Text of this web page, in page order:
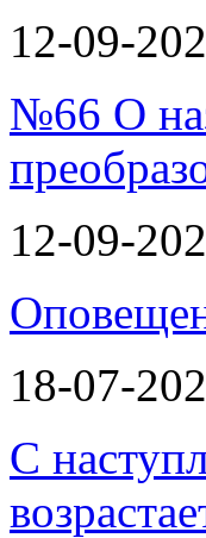
12-09-
№66 О
12-09-
18-07-
С